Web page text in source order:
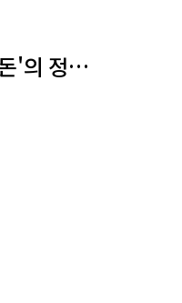
'의 정재범 대표를